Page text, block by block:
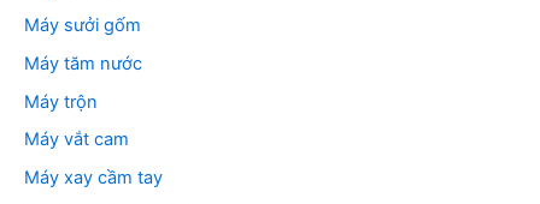
Máy sưởi gốm
Máy tăm nước
Máy trộn
Máy vắt cam
Máy xay cầm tay